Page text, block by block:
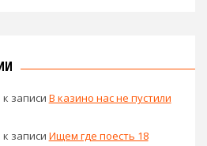
к записи В казино нас не пустили
к записи Ищем где поесть 18